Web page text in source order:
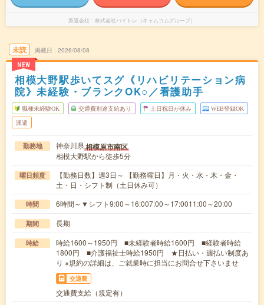
派遣会社 株式会社バイトレ（キャムコムグループ）
未読
NEW
掲載日 2026/08/08
相模大野駅歩いてスグ《リハビリテーション病
院》未経験・ブランクOK○／看護助手
職種未経験OK 交通費別途支給あり 土日祝日が休み WEB登録OK
派遣
勤務地 神奈川県相模原市南区
相模大野駅から徒歩5分
曜日頻度
【勤務日数】週3日～ 【勤務曜日】月・火・水・木・金・
土・日・シフト制（土日休み可）
時間 6時間～▼シフト9:00～16:007:00～17:0011:00～20:00
期間 長期
時給
時給1600～1950円 ■未経験者時給1600円 ■経験者時給
1800円 ■介護福祉士時給1950円 ★日払い・週払い制度あ
り ※規約の詳細は、ご就業時に担当にお問合せ下さいませ
交通費
交通費支給（規定有）